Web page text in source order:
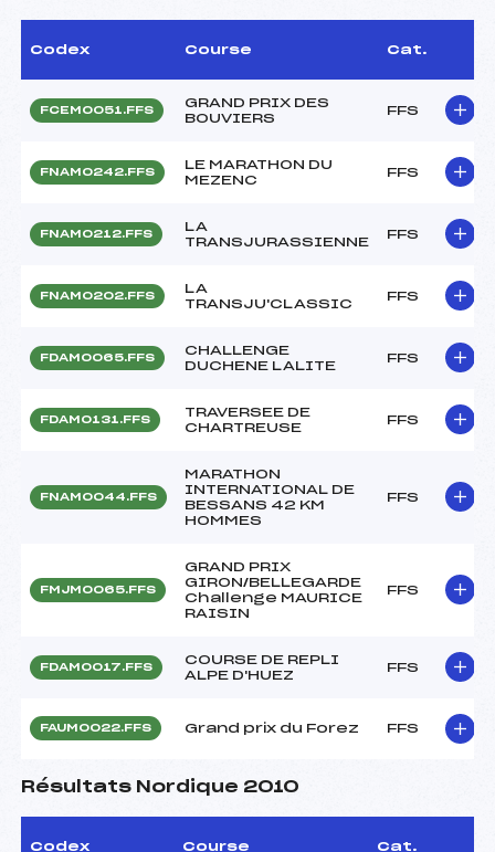
Codex Course Cat.
FCEM0051.FFS
GRAND PRIX DES
BOUVIERS
FFS
FNAM0242.FFS
LE MARATHON DU
MEZENC
FFS
FNAM0212.FFS
LA
TRANSJURASSIENNE
FFS
FNAM0202.FFS
LA
TRANSJU'CLASSIC
FFS
FDAM0065.FFS
CHALLENGE
DUCHENE LALITE
FFS
FDAM0131.FFS
TRAVERSEE DE
CHARTREUSE
FFS
FNAM0044.FFS
MARATHON
INTERNATIONAL DE
BESSANS 42 KM
HOMMES
FFS
FMJM0065.FFS
GRAND PRIX
GIRON/BELLEGARDE
Challenge MAURICE
RAISIN
FFS
FDAM0017.FFS
COURSE DE REPLI
ALPE D'HUEZ
FFS
FAUM0022.FFS Grand prix du Forez FFS
Résultats Nordique 2010
Codex Course Cat.